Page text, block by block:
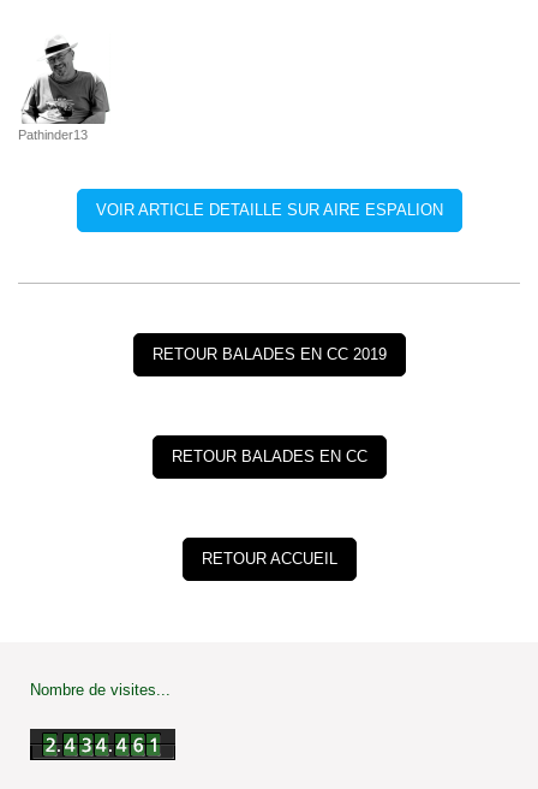
Pathinder13
VOIR ARTICLE DETAILLE SUR AIRE ESPALION
RETOUR BALADES EN CC 2019
RETOUR BALADES EN CC
RETOUR ACCUEIL
Nombre de visites...